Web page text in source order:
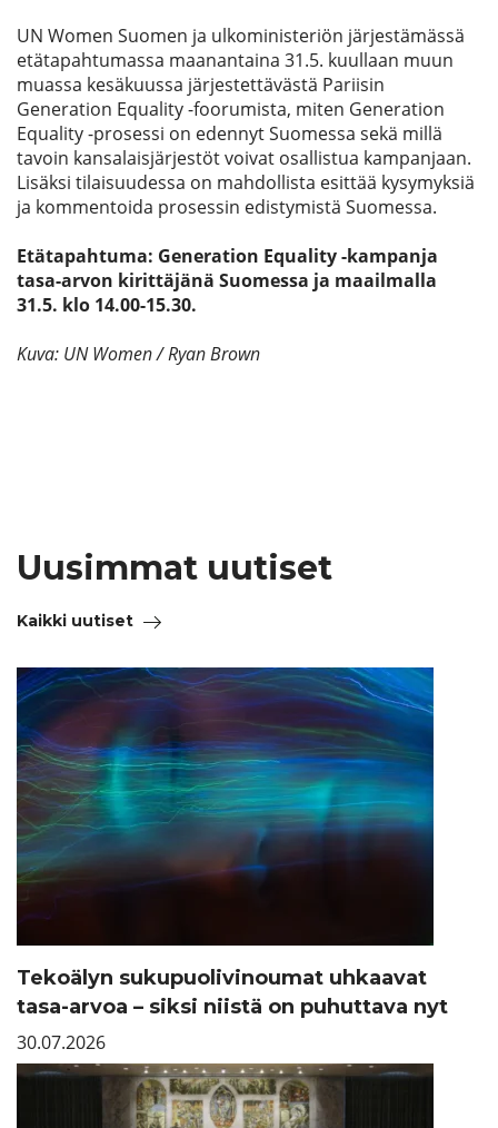
UN Women Suomen ja ulkoministeriön järjestämässä
etätapahtumassa maanantaina 31.5. kuullaan muun
muassa kesäkuussa järjestettävästä Pariisin
Generation Equality -foorumista, miten Generation
Equality -prosessi on edennyt Suomessa sekä millä
tavoin kansalaisjärjestöt voivat osallistua kampanjaan.
Lisäksi tilaisuudessa on mahdollista esittää kysymyksiä
ja kommentoida prosessin edistymistä Suomessa.
Etätapahtuma: Generation Equality -kampanja
tasa-arvon kirittäjänä Suomessa ja maailmalla
31.5. klo 14.00-15.30.
Kuva: UN Women / Ryan Brown
Uusimmat uutiset
Kaikki uutiset
Tekoälyn sukupuolivinoumat uhkaavat
tasa-arvoa – siksi niistä on puhuttava nyt
30.07.2026